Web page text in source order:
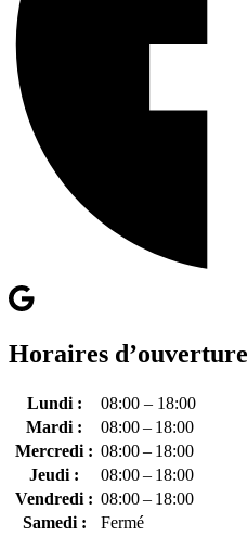
Horaires d’ouverture
Lundi :
08:00 – 18:00
Mardi :
08:00 – 18:00
Mercredi : 08:00 – 18:00
Jeudi :
08:00 – 18:00
Vendredi : 08:00 – 18:00
Samedi :
Fermé